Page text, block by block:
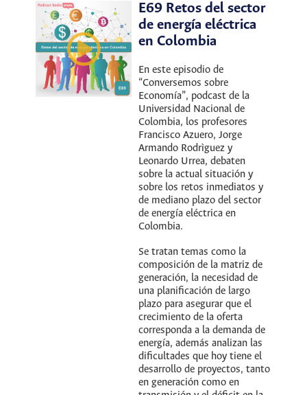
E69 Retos del sector
de energía eléctrica
en Colombia
En este episodio de
“Conversemos sobre
Economía”, podcast de la
Universidad Nacional de
Colombia, los profesores
Francisco Azuero, Jorge
Armando Rodrìguez y
Leonardo Urrea, debaten
sobre la actual situación y
sobre los retos inmediatos y
de mediano plazo del sector
de energía eléctrica en
Colombia.
Se tratan temas como la
composición de la matriz de
generación, la necesidad de
una planificación de largo
plazo para asegurar que el
crecimiento de la oferta
corresponda a la demanda de
energía, además analizan las
dificultades que hoy tiene el
desarrollo de proyectos, tanto
en generación como en